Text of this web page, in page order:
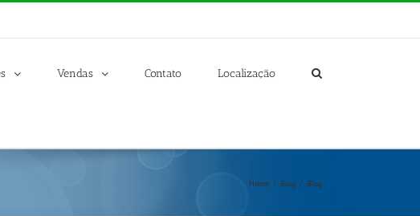
Vendas Contato Localização
Home / Blog / Blog